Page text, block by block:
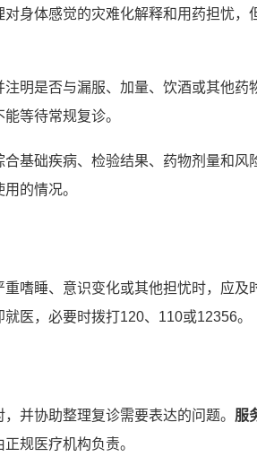
身体感觉的灾难化解释和用药担忧，
明是否与漏服、加量、饮酒或其他药
等待常规复诊。
基础疾病、检验结果、药物剂量和风
的情况。
嗜睡、意识变化或其他担忧时，应及
医，必要时拨打120、110或12356。
并协助整理复诊需要表达的问题。 服
规医疗机构负责。